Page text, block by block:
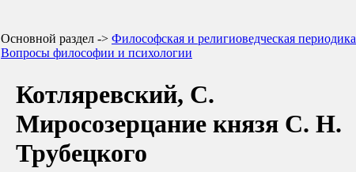
Основной раздел -> Философская и религиоведческая периодика
Вопросы философии и психологии
Котляревский, С.
Миросозерцание князя С. Н.
Трубецкого